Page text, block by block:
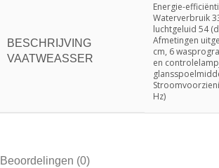
BESCHRIJVING
VAATWEASSER
Energie-
Waterverbruik
luchtgeluid 54
Afmetingen
cm, 6
en
Hz)
Beoordelingen (0)